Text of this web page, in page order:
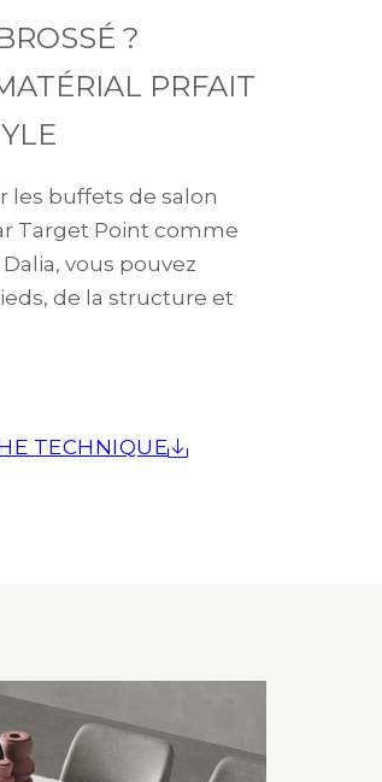
?
PRFAIT
les buffets de salon
Target Point comme
vous pouvez
de la structure et
TECHNIQUE